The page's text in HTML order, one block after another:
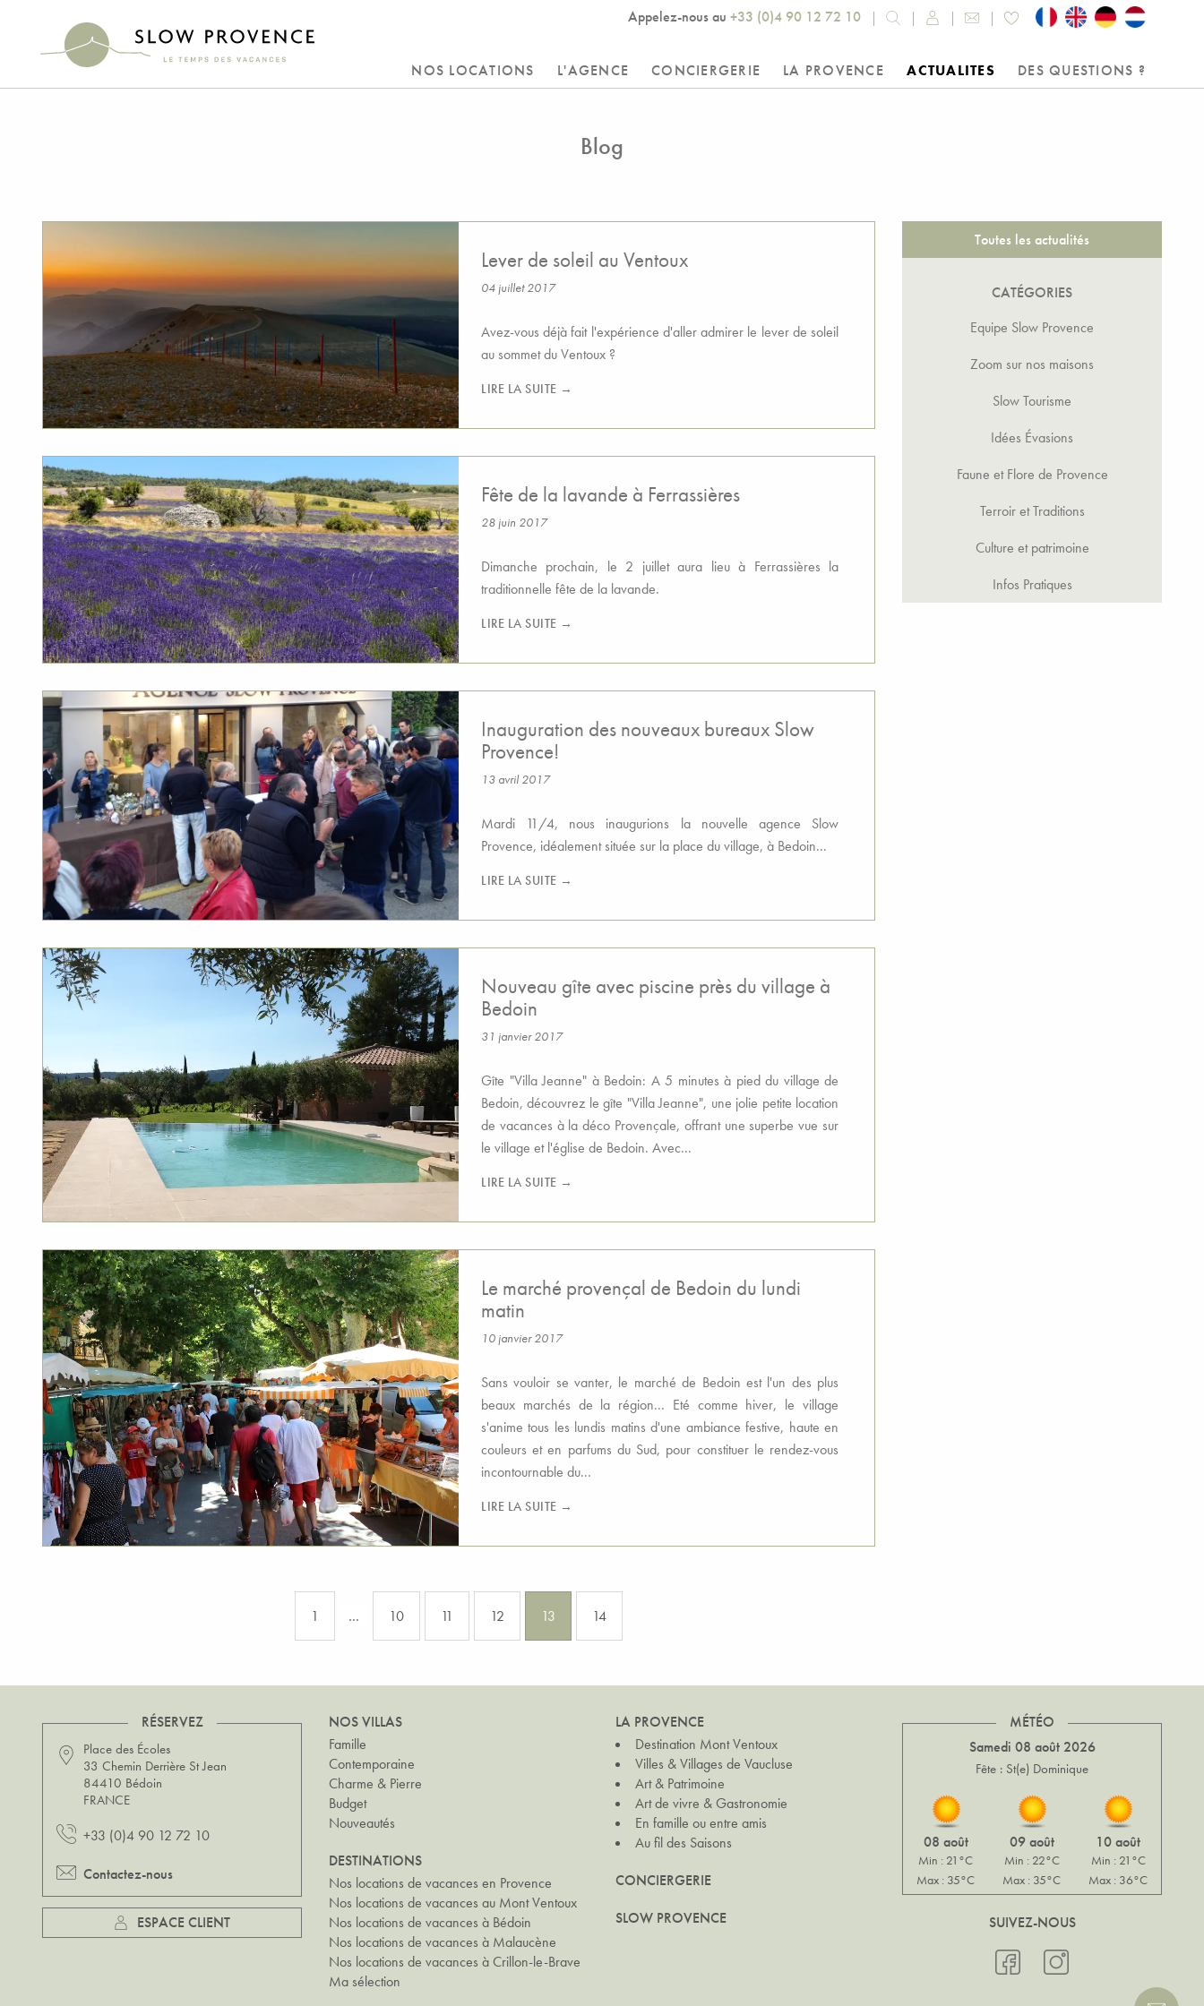
Appelez-nous au +33 (0)4 90 12 72 10
NOS LOCATIONS L'AGENCE CONCIERGERIE LA PROVENCE ACTUALITES DES QUESTIONS ?
Blog
Toutes les actualités
CATÉGORIES
Equipe Slow Provence
Zoom sur nos maisons
Slow Tourisme
Idées Évasions
Faune et Flore de Provence
Terroir et Traditions
Culture et patrimoine
Infos Pratiques
Lever de soleil au Ventoux
04 juillet 2017
Avez-vous déjà fait l'expérience d'aller admirer le lever de soleil
au sommet du Ventoux ?
LIRE LA SUITE →
Fête de la lavande à Ferrassières
28 juin 2017
Dimanche prochain, le 2 juillet aura lieu à Ferrassières la
traditionnelle fête de la lavande.
LIRE LA SUITE →
Inauguration des nouveaux bureaux Slow
Provence!
13 avril 2017
Mardi 11/4, nous inaugurions la nouvelle agence Slow
Provence, idéalement située sur la place du village, à Bedoin...
LIRE LA SUITE →
Nouveau gîte avec piscine près du village à
Bedoin
31 janvier 2017
Gîte "Villa Jeanne" à Bedoin: A 5 minutes à pied du village de
Bedoin, découvrez le gîte "Villa Jeanne", une jolie petite location
de vacances à la déco Provençale, offrant une superbe vue sur
le village et l'église de Bedoin. Avec...
LIRE LA SUITE →
Le marché provençal de Bedoin du lundi
matin
10 janvier 2017
Sans vouloir se vanter, le marché de Bedoin est l'un des plus
beaux marchés de la région... Eté comme hiver, le village
s'anime tous les lundis matins d'une ambiance festive, haute en
couleurs et en parfums du Sud, pour constituer le rendez-vous
incontournable du...
LIRE LA SUITE →
1 … 10 11 12 13 14
RÉSERVEZ
Place des Écoles
33 Chemin Derrière St Jean
84410 Bédoin
FRANCE
+33 (0)4 90 12 72 10
Contactez-nous
ESPACE CLIENT
NOS VILLAS
Famille
Contemporaine
Charme & Pierre
Budget
Nouveautés
DESTINATIONS
Nos locations de vacances en Provence
Nos locations de vacances au Mont Ventoux
Nos locations de vacances à Bédoin
Nos locations de vacances à Malaucène
Nos locations de vacances à Crillon-le-Brave
Ma sélection
LA PROVENCE
Destination Mont Ventoux
Villes & Villages de Vaucluse
Art & Patrimoine
Art de vivre & Gastronomie
En famille ou entre amis
Au fil des Saisons
CONCIERGERIE
SLOW PROVENCE
MÉTÉO
Samedi 08 août 2026
Fête : St(e) Dominique
08 août
Min : 21°C
Max : 35°C
09 août
Min : 22°C
Max : 35°C
10 août
Min : 21°C
Max : 36°C
SUIVEZ-NOUS